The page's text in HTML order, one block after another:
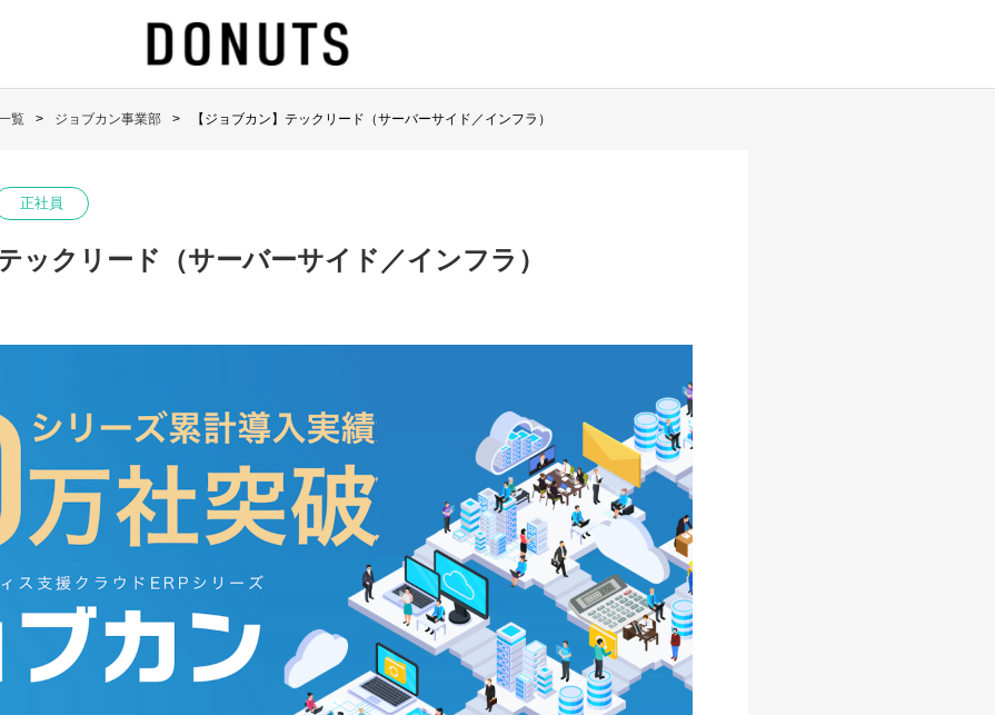
覧 ジョブカン事業部 【ジョブカン】テックリード（サーバーサイド／インフラ）
正社員
ックリード（サーバーサイド／インフラ）